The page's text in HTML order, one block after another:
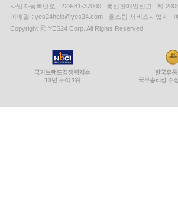
사업자등록번호 : 229-81-37000 통신판매업신고 : 제
이메일 : yes24help@yes24.com 호스팅 서비스사업자 :
Copyright ⓒ YES24 Corp. All Rights Reserved.